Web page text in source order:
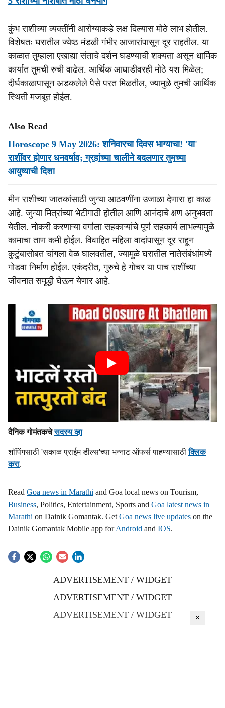
कुंभ राशीच्या व्यक्तींनी आरोग्याकडे लक्ष दिल्यास मोठे लाभ होतील.
विशेषतः घरातील ज्येष्ठ मंडळी गंभीर आजारांपासून दूर राहतील. या
काळात तुम्हाला एखाद्या संताचे दर्शन घडण्याची शक्यता असून धार्मिक
कार्यात तुमची रुची वाढेल. आर्थिक आघाडीवरही मोठे यश मिळेल;
दीर्घकाळापासून अडकलेले पैसे परत मिळतील, ज्यामुळे तुमची आर्थिक
स्थिती मजबूत होईल.
Also Read
Horoscope 9 May 2026: शनिवारचा दिवस भाग्याचा! 'या'
राशींवर होणार धनवर्षाव; ग्रहांच्या चालीने बदलणार तुमच्या
आयुष्याची दिशा
मीन राशीच्या जातकांसाठी जुन्या आठवणींना उजाळा देणारा हा काळ
आहे. जुन्या मित्रांच्या भेटीगाठी होतील आणि आनंदाचे क्षण अनुभवता
येतील. नोकरी करणाऱ्या वर्गाला सहकाऱ्यांचे पूर्ण सहकार्य लाभल्यामुळे
कामाचा ताण कमी होईल. विवाहित महिला वादांपासून दूर राहून
कुटुंबासोबत चांगला वेळ घालवतील, ज्यामुळे घरातील नातेसंबंधांमध्ये
गोडवा निर्माण होईल. एकंदरीत, गुरुचे हे गोचर या पाच राशींच्या
जीवनात समृद्धी घेऊन येणार आहे.
दैनिक गोमंतकचेसदस्य व्हा
शॉपिंगसाठी 'सकाळ प्राईम डील्स'च्या भन्नाट ऑफर्स पाहण्यासाठीक्लिक
करा.
Read Goa news in Marathi and Goa local news on Tourism,
Business, Politics, Entertainment, Sports and Goa latest news in
Marathi on Dainik Gomantak. Get Goa news live updates on the
Dainik Gomantak Mobile app forAndroid and IOS.
ADVERTISEMENT / WIDGET
ADVERTISEMENT / WIDGET
ADVERTISEMENT / WIDGET
×